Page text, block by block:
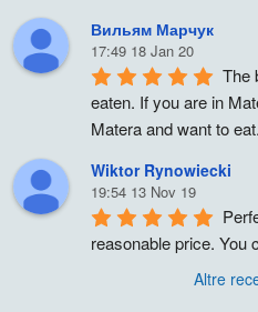
Вильям Марчук
17:49 18 Jan 20
The
eaten. If you are in
Matera and want to eat
Wiktor Rynowiecki
19:54 13 Nov 19
reasonable price. You
Altre